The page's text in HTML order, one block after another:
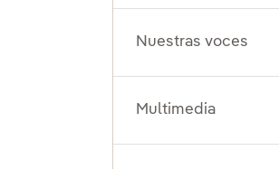
Nuestras voces
Multimedia